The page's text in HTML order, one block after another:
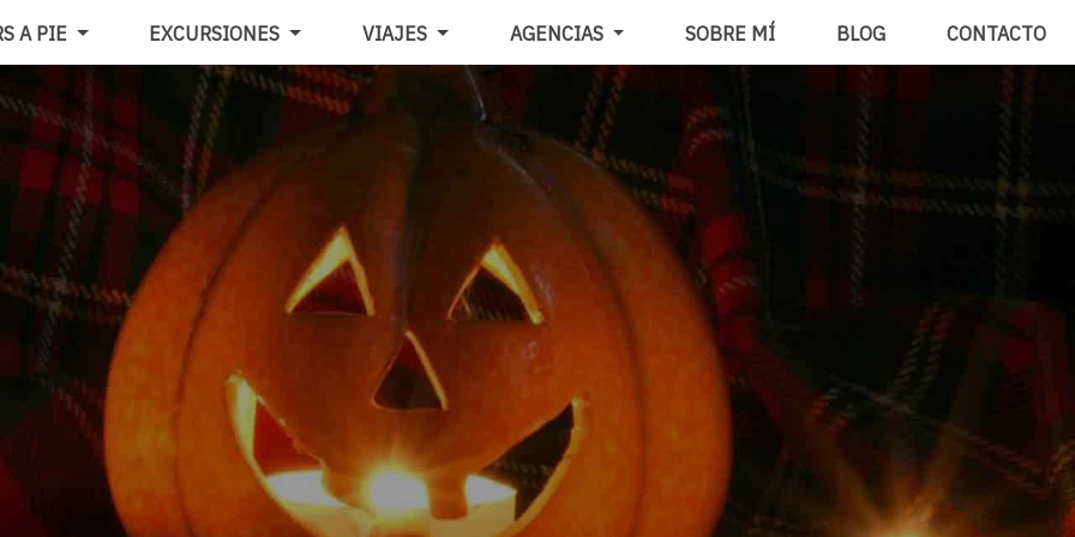
A PIE EXCURSIONES VIAJES AGENCIAS SOBRE MÍ BLOG CONTACTO